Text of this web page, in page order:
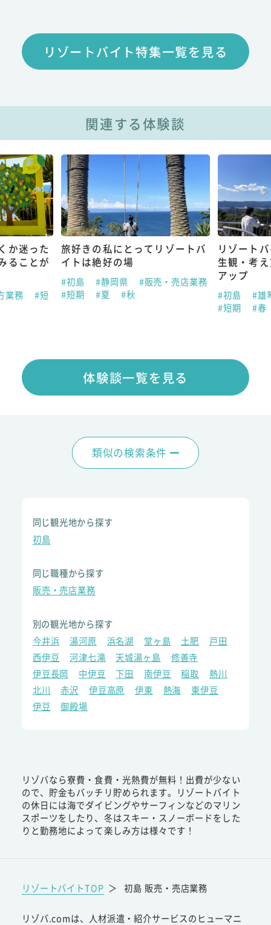
リゾートバイト特集一覧を見る
関連する体験談
か迷った
ることが
業務 #短
旅好きの私にとってリゾートバ
イトは絶好の場
#初島 #静岡県
#販売・売店業務
#短期
#夏 #秋
リゾート
生観・考
アップ
#初島
#雄
#短期
#春
体験談一覧を見る
類似の検索条件
同じ観光地から探す
初島
同じ職種から探す
販売・売店業務
別の観光地から探す
今井浜
湯河原 浜名湖 堂ヶ島 土肥
戸田
西伊豆
河津七滝 天城湯ヶ島
修善寺
伊豆長岡
中伊豆 下田 南伊豆 稲取
熱川
北川
赤沢 伊豆高原 伊東 熱海
東伊豆
伊豆
御殿場
リゾバなら寮費・食費・光熱費が無料！出費が少ない
ので、貯金もバッチリ貯められます。リゾートバイト
の休日には海でダイビングやサーフィンなどのマリン
スポーツをしたり、冬はスキー・スノーボードをした
りと勤務地によって楽しみ方は様々です！
リゾートバイトTOP ＞ 初島 販売・売店業務
リゾバ.comは、人材派遣・紹介サービスのヒューマニ